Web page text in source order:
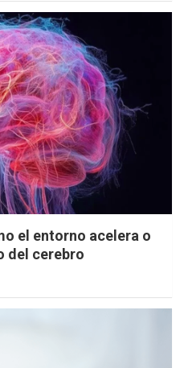
el entorno acelera o
del cerebro